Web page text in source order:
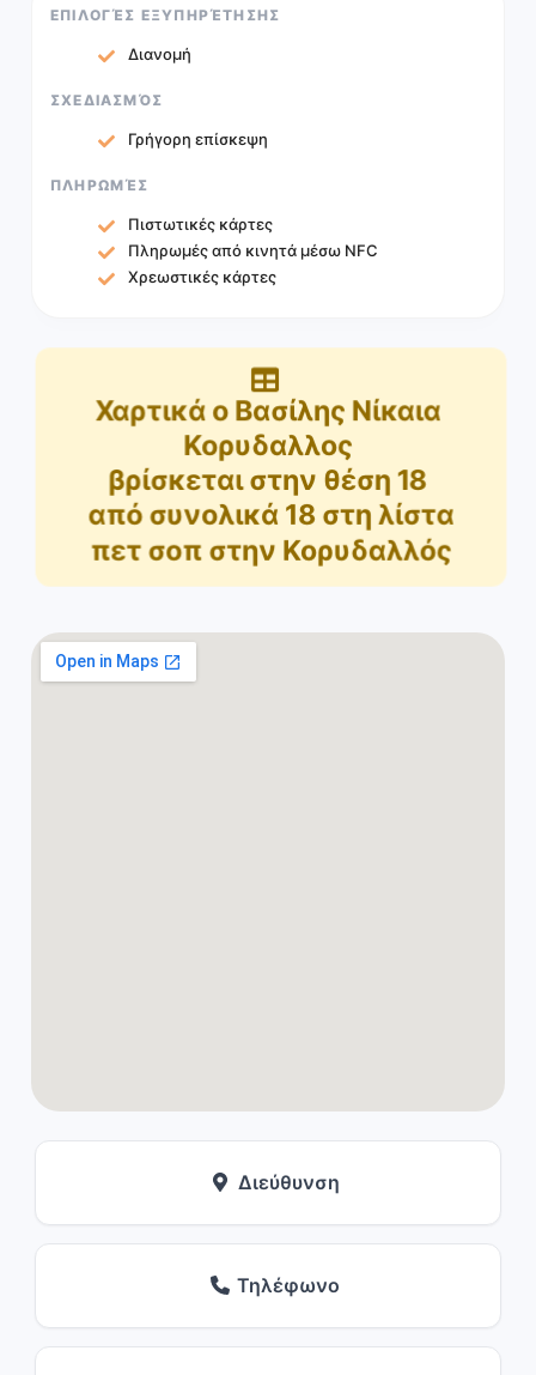
ΕΠΙΛΟΓΈΣ ΕΞΥΠΗΡΈΤΗΣΗΣ
Διανομή
ΣΧΕΔΙΑΣΜΌΣ
Γρήγορη επίσκεψη
ΠΛΗΡΩΜΈΣ
Πιστωτικές κάρτες
Πληρωμές από κινητά μέσω NFC
Χρεωστικές κάρτες
Χαρτικά ο Βασίλης Νίκαια
Κορυδαλλος
βρίσκεται στην θέση 18
από συνολικά 18 στη λίστα
πετ σοπ στην Κορυδαλλός
Διεύθυνση
Τηλέφωνο